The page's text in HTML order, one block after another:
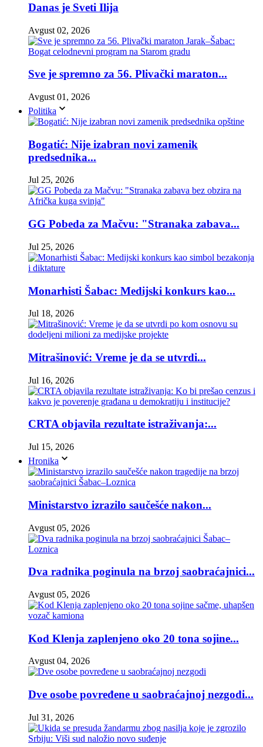
Danas je Sveti Ilija
Avgust 02, 2026
Sve je spremno za 56. Plivački maraton...
Avgust 01, 2026
Politika
Bogatić: Nije izabran novi zamenik
predsednika...
Jul 25, 2026
GG Pobeda za Mačvu: "Stranaka zabava...
Jul 25, 2026
Monarhisti Šabac: Medijski konkurs kao...
Jul 18, 2026
Mitrašinović: Vreme je da se utvrdi...
Jul 16, 2026
CRTA objavila rezultate istraživanja:...
Jul 15, 2026
Hronika
Ministarstvo izrazilo saučešće nakon...
Avgust 05, 2026
Dva radnika poginula na brzoj saobraćajnici...
Avgust 05, 2026
Kod Klenja zaplenjeno oko 20 tona sojine...
Avgust 04, 2026
Dve osobe povređene u saobraćajnoj nezgodi...
Jul 31, 2026